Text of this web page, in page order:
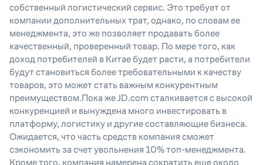
собственный логистический сервис. Это требует от
компании дополнительных трат, однако, по словам ее
менеджмента, это же позволяет продавать более
качественный, проверенный товар. По мере того, как
доход потребителей в Китае будет расти, а потребители
будут становиться более требовательными к качеству
товаров, это может стать важным конкурентным
преимуществом.Пока же JD.com сталкивается с высокой
конкуренцией и вынуждена много инвестировать в
платформу, логистику и другие составляющие бизнеса.
Ожидается, что часть средств компания сможет
сэкономить за счет увольнения 10% топ-менеджмента.
Кроме того, компания намерена сократить еще около